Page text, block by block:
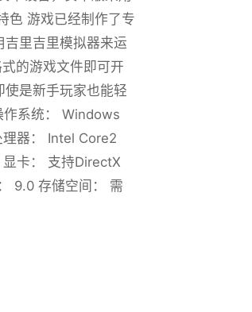
色 游戏已经制作了专
吉里吉里模拟器来运
的游戏文件即可开
是新手玩家也能轻
作系统： Windows
器： Intel Core2
卡： 支持DirectX
9.0 存储空间： 需